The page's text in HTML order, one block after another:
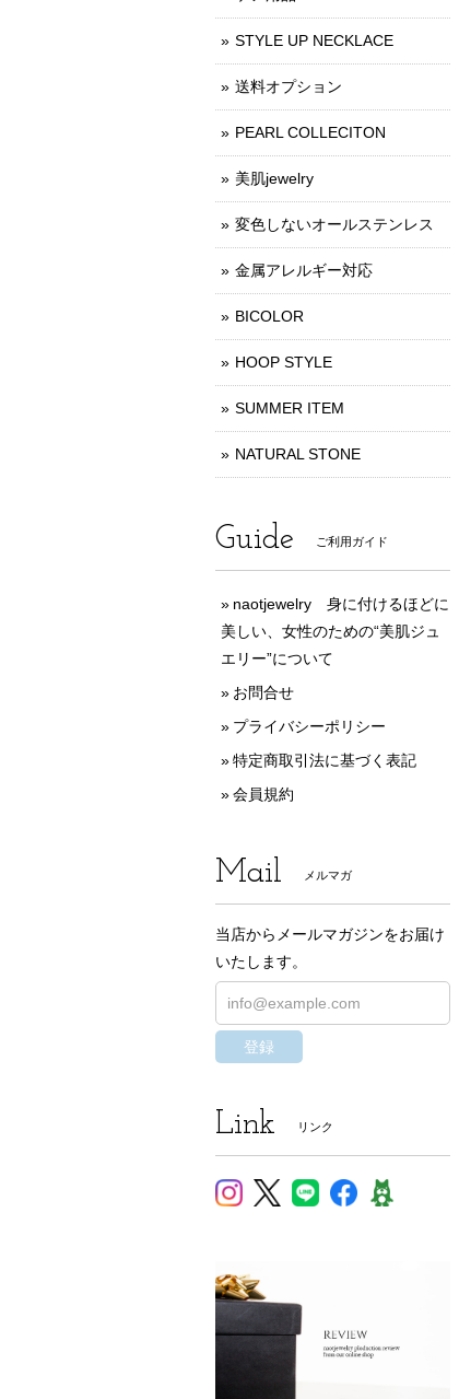
STYLE UP NECKLACE
送料オプション
PEARL COLLECITON
美肌jewelry
変色しないオールステンレス
金属アレルギー対応
BICOLOR
HOOP STYLE
SUMMER ITEM
NATURAL STONE
Guide ご利用ガイド
naotjewelry 身に付けるほどに
美しい、女性のための“美肌ジュ
エリー”について
お問合せ
プライバシーポリシー
特定商取引法に基づく表記
会員規約
Mail メルマガ
当店からメールマガジンをお届け
いたします。
登録
Link リンク